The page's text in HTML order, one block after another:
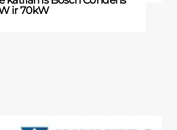
ir 70kW